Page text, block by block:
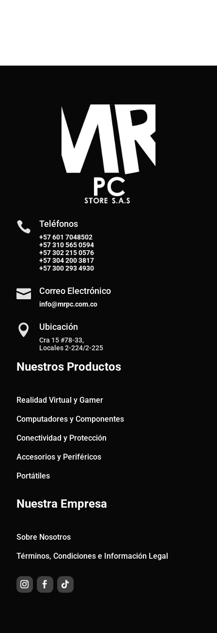
 Teléfonos
+57 601 7048502
+57310 565 0594
+57302 215 0576
+57304 200 3817
+57300 293 4930
 Correo Electrónico
info@mrpc.com.co
 Ubicación
Cra 15 #78-33,
Locales 2-224/2-225
Nuestros Productos
Realidad Virtual y Gamer
Computadores y Componentes
Conectividad y Protección
Accesorios y Periféricos
Portátiles
Nuestra Empresa
Sobre Nosotros
Términos, Condiciones e Información Legal